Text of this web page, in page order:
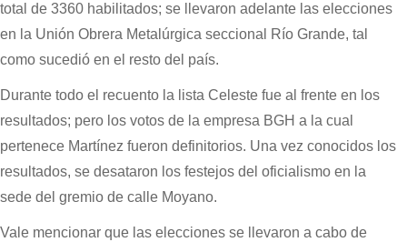
total de 3360 habilitados; se llevaron adelante las elecciones
en la Unión Obrera Metalúrgica seccional Río Grande, tal
como sucedió en el resto del país.
Durante todo el recuento la lista Celeste fue al frente en los
resultados; pero los votos de la empresa BGH a la cual
pertenece Martínez fueron definitorios. Una vez conocidos los
resultados, se desataron los festejos del oficialismo en la
sede del gremio de calle Moyano.
Vale mencionar que las elecciones se llevaron a cabo de